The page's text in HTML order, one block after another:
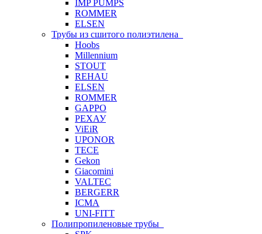
IMP PUMPS
ROMMER
ELSEN
Трубы из сшитого полиэтилена
Hoobs
Millennium
STOUT
REHAU
ELSEN
ROMMER
GAPPO
РЕХАУ
ViEiR
UPONOR
TECE
Gekon
Giacomini
VALTEC
BERGERR
ICMA
UNI-FITT
Полипропиленовые трубы